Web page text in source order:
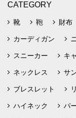
CATEGORY
靴 鞄 財布
カーディガン
スニーカー キ
ネックレス サ
ブレスレット
ハイネック パ